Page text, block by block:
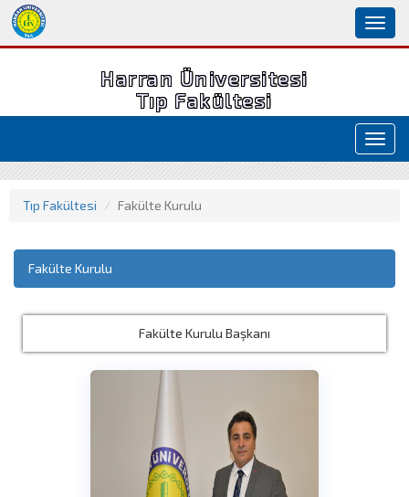
Harran Üniversitesi
Tıp Fakültesi
Tıp Fakültesi Fakülte Kurulu
Fakülte Kurulu